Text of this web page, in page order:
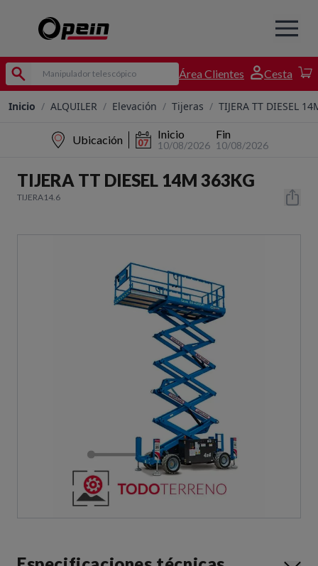
Área Clientes Cesta
Inicio / ALQUILER / Elevación / Tijeras / TIJERA TT DIESEL
Ubicación Inicio
10/08/2026
Fin
10/08/2026
TIJERA TT DIESEL 14M 363KG
TIJERA14.6